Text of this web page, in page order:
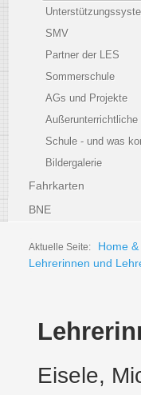
SMV
Partner der LES
Sommerschule
AGs und Projekte
Außerunterrichtliche
Schule - und was
Bildergalerie
Fahrkarten
BNE
Aktuelle Seite: Home
Lehrerinnen und
Eisele,